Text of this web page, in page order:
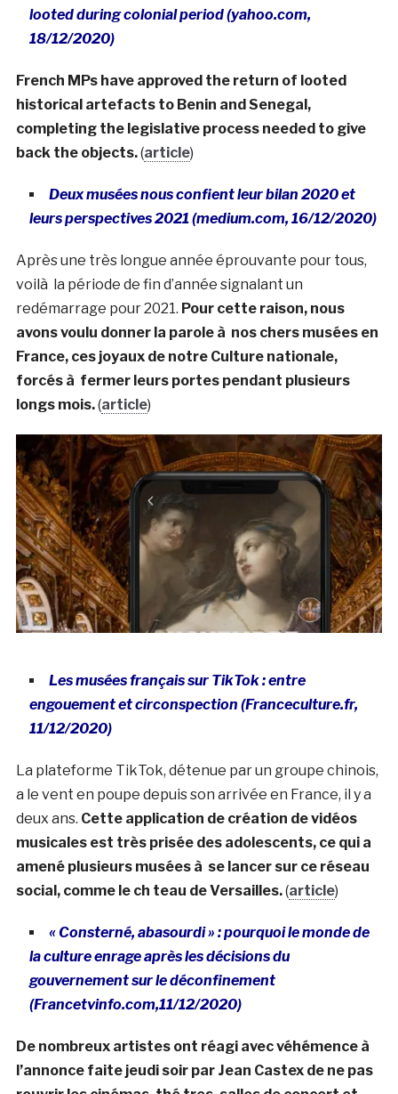
looted during colonial period (yahoo.com,
18/12/2020)
French MPs have approved the return of looted
historical artefacts to Benin and Senegal,
completing the legislative process needed to give
back the objects.(article)
Deux musées nous confient leur bilan 2020 et
leurs perspectives 2021 (medium.com, 16/12/2020)
Après une très longue année éprouvante pour tous,
voilà la période de fin d’année signalant un
redémarrage pour 2021. Pour cette raison, nous
avons voulu donner la parole à nos chers musées en
France, ces joyaux de notre Culture nationale,
forcés à fermer leurs portes pendant plusieurs
longs mois.(article)
Les musées français sur TikTok : entre
engouement et circonspection (Franceculture.fr,
11/12/2020)
La plateforme TikTok, détenue par un groupe chinois,
a le vent en poupe depuis son arrivée en France, il y a
deux ans. Cette application de création de vidéos
musicales est très prisée des adolescents, ce qui a
amené plusieurs musées à se lancer sur ce réseau
social, comme le ch teau de Versailles.(article)
« Consterné, abasourdi » : pourquoi le monde de
la culture enrage après les décisions du
gouvernement sur le déconfinement
(Francetvinfo.com,11/12/2020)
De nombreux artistes ont réagi avec véhémence à
l’annonce faite jeudi soir par Jean Castex de ne pas